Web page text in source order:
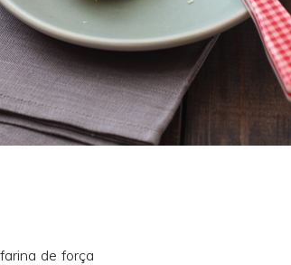
de força